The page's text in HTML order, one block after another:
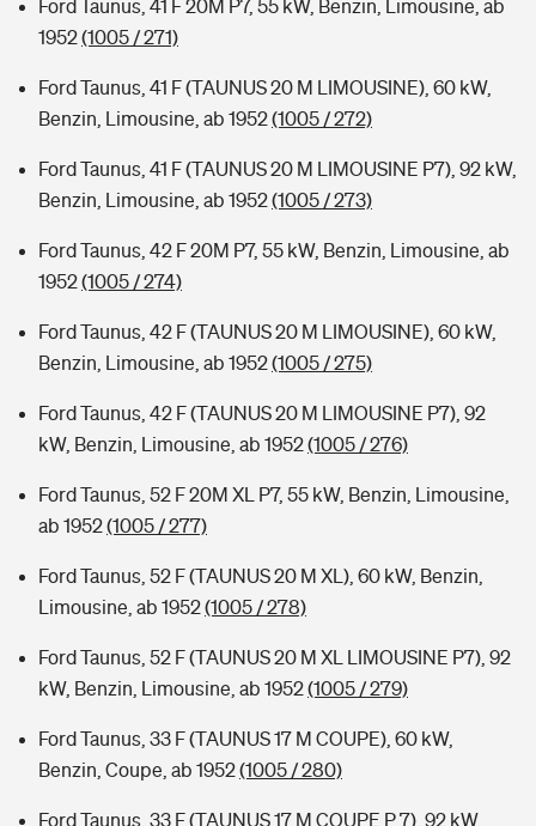
Ford Taunus, 41 F 20M P7, 55 kW, Benzin, Limousine, ab
1952(1005 / 271)
Ford Taunus, 41 F (TAUNUS 20 M LIMOUSINE), 60 kW,
Benzin, Limousine, ab 1952(1005 / 272)
Ford Taunus, 41 F (TAUNUS 20 M LIMOUSINE P7), 92 kW,
Benzin, Limousine, ab 1952(1005 / 273)
Ford Taunus, 42 F 20M P7, 55 kW, Benzin, Limousine, ab
1952(1005 / 274)
Ford Taunus, 42 F (TAUNUS 20 M LIMOUSINE), 60 kW,
Benzin, Limousine, ab 1952(1005 / 275)
Ford Taunus, 42 F (TAUNUS 20 M LIMOUSINE P7), 92
kW, Benzin, Limousine, ab 1952(1005 / 276)
Ford Taunus, 52 F 20M XL P7, 55 kW, Benzin, Limousine,
ab 1952(1005 / 277)
Ford Taunus, 52 F (TAUNUS 20 M XL), 60 kW, Benzin,
Limousine, ab 1952(1005 / 278)
Ford Taunus, 52 F (TAUNUS 20 M XL LIMOUSINE P7), 92
kW, Benzin, Limousine, ab 1952(1005 / 279)
Ford Taunus, 33 F (TAUNUS 17 M COUPE), 60 kW,
Benzin, Coupe, ab 1952(1005 / 280)
Ford Taunus, 33 F (TAUNUS 17 M COUPE P 7), 92 kW,